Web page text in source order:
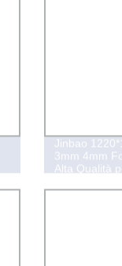
Jinbao
3mm 4mm
Alta Qualità